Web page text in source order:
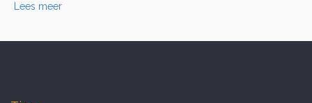
Lees meer